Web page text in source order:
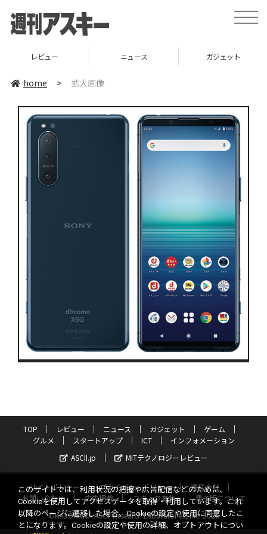
toggle
レビュー ニュース ガジェット
home > 拡大画像
TOP レビュー ニュース ガジェット
ゲーム
グルメ
スタートアップ ICT
インフォメーション
ASCII.jp
MITテクノロジーレビュー
サイトポリシー プライバシーポリシー
運営会社
お問い合わせ
広告掲載 スタッフ募集
電子版について
©KADOKAWA ASCII Research Laboratories, Inc. 2026
このサイトでは、利用状況の把握や広告配信などのために、
Cookieを使用してアクセスデータを取得・利用しています。これ
以降のページに遷移した場合、Cookieの設定や使用に同意したこ
とになります。Cookieの設定や使用の詳細、オプトアウトについ